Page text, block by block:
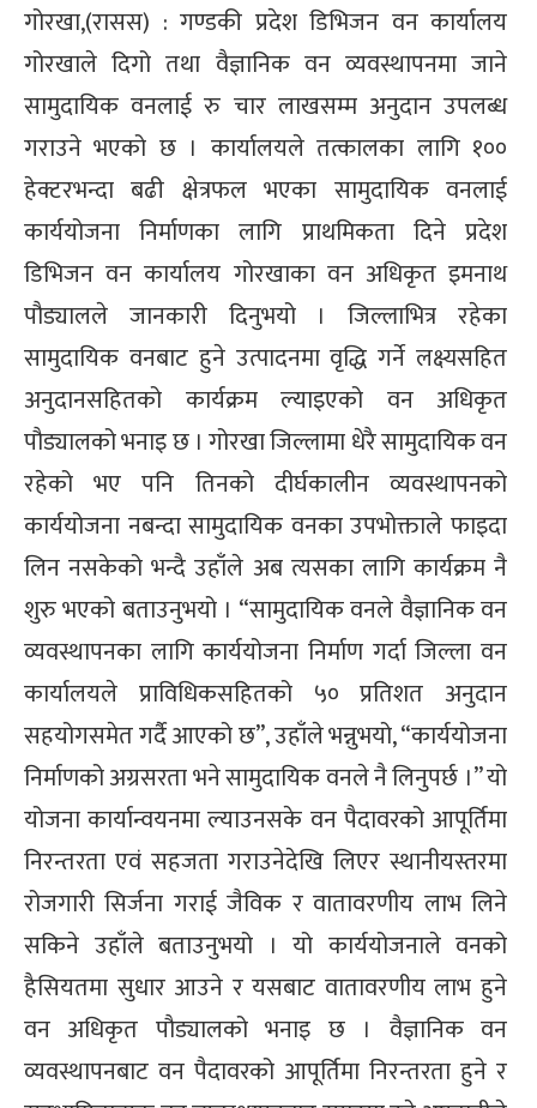
गोरखा,(रासस) : गण्डकी प्रदेश डिभिजन वन कार्यालय
गोरखाले दिगो तथा वैज्ञानिक वन व्यवस्थापनमा जाने
सामुदायिक वनलाई रु चार लाखसम्म अनुदान उपलब्ध
गराउने भएको छ । कार्यालयले तत्कालका लागि १००
हेक्टरभन्दा बढी क्षेत्रफल भएका सामुदायिक वनलाई
कार्ययोजना निर्माणका लागि प्राथमिकता दिने प्रदेश
डिभिजन वन कार्यालय गोरखाका वन अधिकृत इमनाथ
पौड्यालले जानकारी दिनुभयो । जिल्लाभित्र रहेका
सामुदायिक वनबाट हुने उत्पादनमा वृद्धि गर्ने लक्ष्यसहित
अनुदानसहितको कार्यक्रम ल्याइएको वन अधिकृत
पौड्यालको भनाइ छ । गोरखा जिल्लामा धेरै सामुदायिक वन
रहेको भए पनि तिनको दीर्घकालीन व्यवस्थापनको
कार्ययोजना नबन्दा सामुदायिक वनका उपभोक्ताले फाइदा
लिन नसकेको भन्दै उहाँले अब त्यसका लागि कार्यक्रम नै
शुरु भएको बताउनुभयो । “सामुदायिक वनले वैज्ञानिक वन
व्यवस्थापनका लागि कार्ययोजना निर्माण गर्दा जिल्ला वन
कार्यालयले प्राविधिकसहितको ५० प्रतिशत अनुदान
सहयोगसमेत गर्दै आएको छ”, उहाँले भन्नुभयो, “कार्ययोजना
निर्माणको अग्रसरता भने सामुदायिक वनले नै लिनुपर्छ ।” यो
योजना कार्यान्वयनमा ल्याउनसके वन पैदावरको आपूर्तिमा
निरन्तरता एवं सहजता गराउनेदेखि लिएर स्थानीयस्तरमा
रोजगारी सिर्जना गराई जैविक र वातावरणीय लाभ लिने
सकिने उहाँले बताउनुभयो । यो कार्ययोजनाले वनको
हैसियतमा सुधार आउने र यसबाट वातावरणीय लाभ हुने
वन अधिकृत पौड्यालको भनाइ छ । वैज्ञानिक वन
व्यवस्थापनबाट वन पैदावरको आपूर्तिमा निरन्तरता हुने र